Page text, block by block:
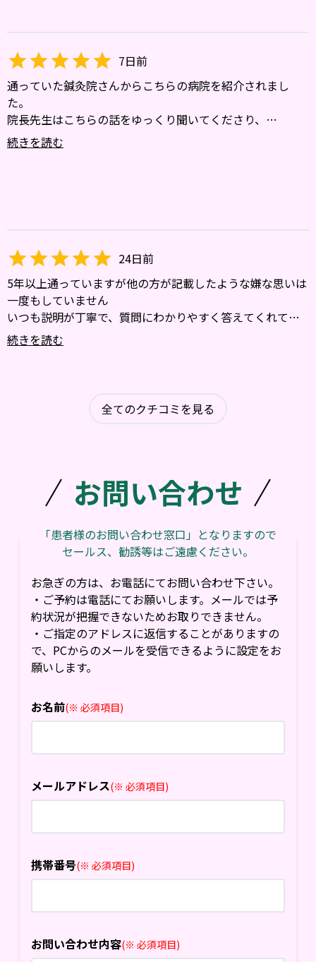
7日前
通っていた鍼灸院さんからこちらの病院を紹介されまし
た。
院長先生はこちらの話をゆっくり聞いてくださり、
説明もしっかりとしていただけたので、個人的には特に不
満はありませんでした。
続きを読む
24日前
5年以上通っていますが他の方が記載したような嫌な思いは
一度もしていません
いつも説明が丁寧で、質問にわかりやすく答えてくれて、
初めてヘルペスができて患部がただれてしまった時には、
「初めてが一番痛いんだよ、どうする？入院でもいいよ、
入院すべきかしないべきか全く判断もつかない、という時
6年前か7年前の時に受付に高圧的な方がいましたが今はい
続きを読む
全てのクチコミを見る
お問い合わせ
「患者様のお問い合わせ窓口」となりますので
セールス、勧誘等はご遠慮ください。
お急ぎの方は、お電話にてお問い合わせ下さい。
・ご予約は電話にてお願いします。メールでは予
約状況が把握できないためお取りできません。
・ご指定のアドレスに返信することがありますの
で、PCからのメールを受信できるように設定をお
願いします。
お名前(※ 必須項目)
メールアドレス(※ 必須項目)
携帯番号(※ 必須項目)
お問い合わせ内容(※ 必須項目)